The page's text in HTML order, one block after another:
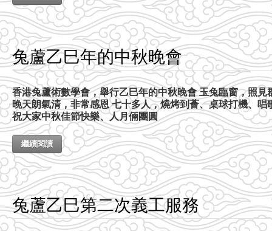
兔蘆乙巳年的中秋晚會
香港兔蘆術數學會，舉行乙巳年的中秋晚會 玉兔臨窗，照
晚天朗氣清，非常感恩 七十多人，燒烤到薈、桌球打機、
祝大家中秋佳節快樂、人月倆團圓
繼續閱讀
兔蘆乙巳第二次義工服務